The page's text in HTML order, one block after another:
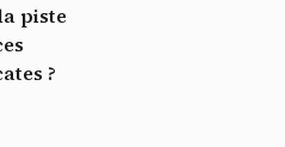
piste
?